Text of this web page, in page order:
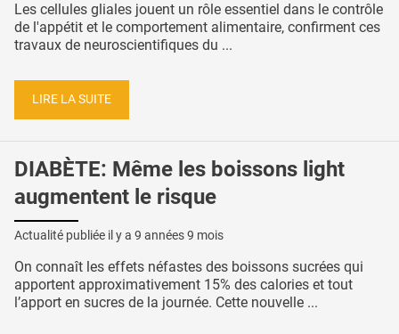
Les cellules gliales jouent un rôle essentiel dans le contrôle
de l'appétit et le comportement alimentaire, confirment ces
travaux de neuroscientifiques du ...
LIRE LA SUITE
DIABÈTE: Même les boissons light
augmentent le risque
Actualité publiée il y a 9 années 9 mois
On connaît les effets néfastes des boissons sucrées qui
apportent approximativement 15% des calories et tout
l’apport en sucres de la journée. Cette nouvelle ...